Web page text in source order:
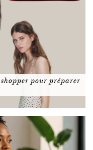
shopper pour préparer